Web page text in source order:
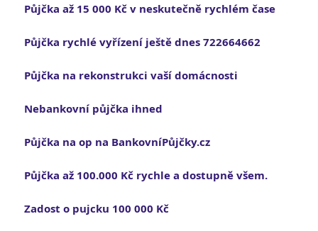
Půjčka až 15 000 Kč v neskutečně rychlém čase
Půjčka rychlé vyřízení ještě dnes 722664662
Půjčka na rekonstrukci vaší domácnosti
Nebankovní půjčka ihned
Půjčka na op na BankovníPůjčky.cz
Půjčka až 100.000 Kč rychle a dostupně všem.
Zadost o pujcku 100 000 Kč